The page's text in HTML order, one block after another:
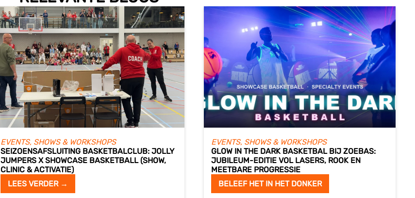
EVENTS, SHOWS & WORKSHOPS
SEIZOENSAFSLUITING BASKETBALCLUB: JOLLY
JUMPERS X SHOWCASE BASKETBALL (SHOW,
CLINIC & ACTIVATIE)
LEES VERDER →
EVENTS, SHOWS & WORKSHOPS
GLOW IN THE DARK BASKETBAL BIJ ZOEBAS:
JUBILEUM-EDITIE VOL LASERS, ROOK EN
MEETBARE PROGRESSIE
BELEEF HET IN HET DONKER